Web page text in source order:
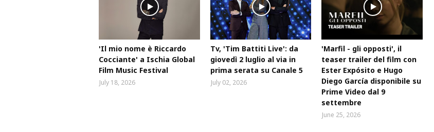
'Il mio nome è Riccardo
Cocciante' a Ischia Global
Film Music Festival
July 18, 2026
Tv, 'Tim Battiti Live': da
giovedì 2 luglio al via in
prima serata su Canale 5
July 02, 2026
'Marfil - gli opposti', il
teaser trailer del film con
Ester Expósito e Hugo
Diego García disponibile su
Prime Video dal 9
settembre
June 25, 2026